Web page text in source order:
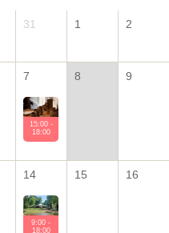
31 1 2
7 8 9
15:00 -
18:00
14 15 16
9:00 -
18:00